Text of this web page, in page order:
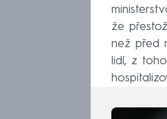
že
než před
lidí, z